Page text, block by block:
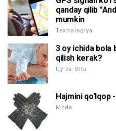
qanday qilib
mumkin
Texnologiya
3 oy ichida bola
qilish kerak?
Uy va Oila
Hajmini qo'lqop
Moda